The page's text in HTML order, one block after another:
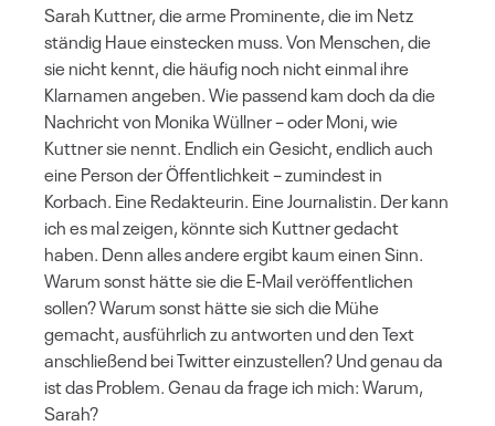
Sarah Kuttner, die arme Prominente, die im Netz
ständig Haue einstecken muss. Von Menschen, die
sie nicht kennt, die häufig noch nicht einmal ihre
Klarnamen angeben. Wie passend kam doch da die
Nachricht von Monika Wüllner – oder Moni, wie
Kuttner sie nennt. Endlich ein Gesicht, endlich auch
eine Person der Öffentlichkeit – zumindest in
Korbach. Eine Redakteurin. Eine Journalistin. Der kann
ich es mal zeigen, könnte sich Kuttner gedacht
haben. Denn alles andere ergibt kaum einen Sinn.
Warum sonst hätte sie die E-Mail veröffentlichen
sollen? Warum sonst hätte sie sich die Mühe
gemacht, ausführlich zu antworten und den Text
anschließend bei Twitter einzustellen? Und genau da
ist das Problem. Genau da frage ich mich: Warum,
Sarah?